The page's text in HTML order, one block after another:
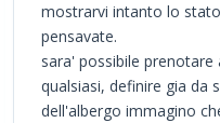
mostrarvi intanto lo
pensavate.
sara' possibile
qualsiasi, definire gia da
dell'albergo immagino